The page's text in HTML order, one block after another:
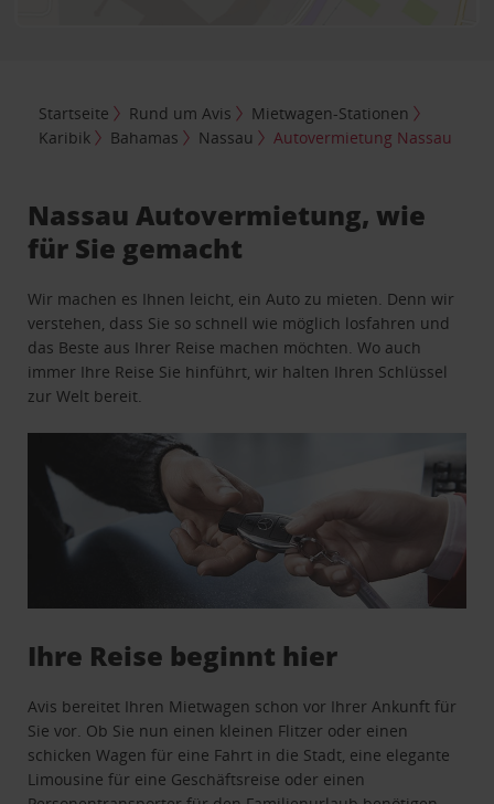
Startseite Rund um Avis
Mietwagen-Stationen
Karibik
Bahamas Nassau Autovermietung Nassau
Nassau Autovermietung, wie
für Sie gemacht
Wir machen es Ihnen leicht, ein Auto zu mieten. Denn wir
verstehen, dass Sie so schnell wie möglich losfahren und
das Beste aus Ihrer Reise machen möchten. Wo auch
immer Ihre Reise Sie hinführt, wir halten Ihren Schlüssel
zur Welt bereit.
Ihre Reise beginnt hier
Avis bereitet Ihren Mietwagen schon vor Ihrer Ankunft für
Sie vor. Ob Sie nun einen kleinen Flitzer oder einen
schicken Wagen für eine Fahrt in die Stadt, eine elegante
Limousine für eine Geschäftsreise oder einen